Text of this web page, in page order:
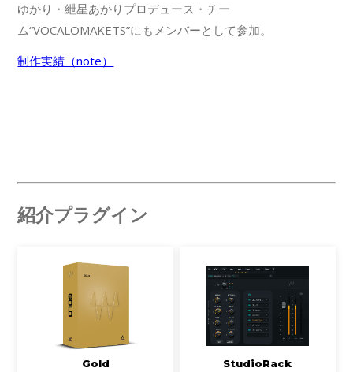
ゆかり・紲星あかりプロデュース・チー
ム“VOCALOMAKETS”にもメンバーとして参加。
制作実績（note）
紹介プラグイン
Gold StudioRack